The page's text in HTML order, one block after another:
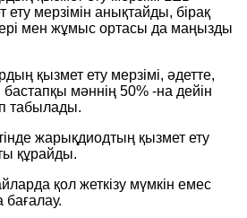
ету мерзімін анықтайды, бірақ
мен жұмыс ортасы да маңызды
қызмет ету мерзімі, әдетте,
мәннің 50% -на дейін
табылады.
жарықдиодтың қызмет ету
құрайды.
қол жеткізу мүмкін емес